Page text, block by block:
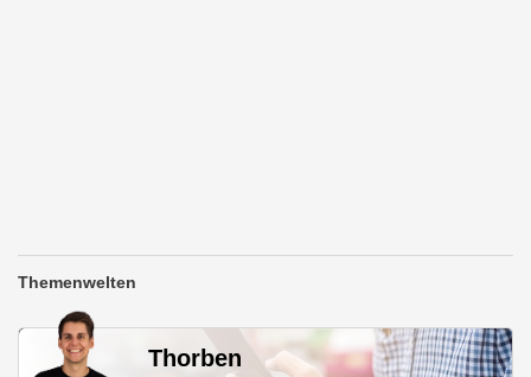
Themenwelten
Thorben